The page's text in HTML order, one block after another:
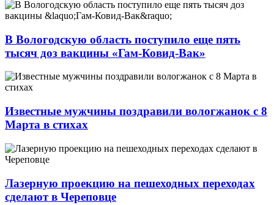
В Вологодскую область поступило еще пять
тысяч доз вакцины «Гам-Ковид-Вак»
Известные мужчины поздравили вологжанок с 8
Марта в стихах
Лазерную проекцию на пешеходных переходах
сделают в Череповце